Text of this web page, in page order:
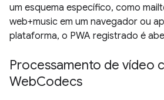
um esquema específico, como
web+music em um navegador ou
plataforma, o PWA registrado é
Processamento de vídeo
WebCodecs